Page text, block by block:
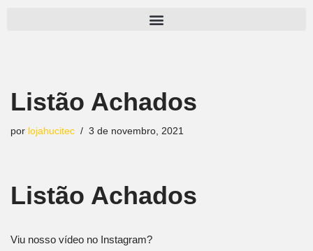
Listão Achados
por lojahucitec 3 de novembro, 2021
Listão Achados
Viu nosso vídeo no Instagram?